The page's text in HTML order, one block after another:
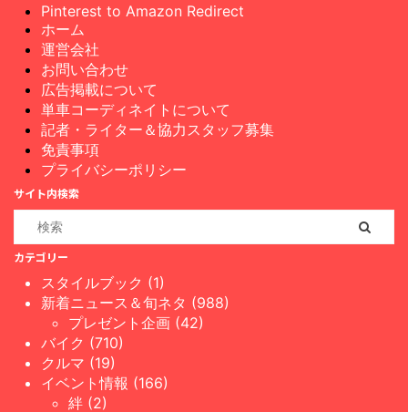
Pinterest to Amazon Redirect
ホーム
運営会社
お問い合わせ
広告掲載について
単車コーディネイトについて
記者・ライター＆協力スタッフ募集
免責事項
プライバシーポリシー
サイト内検索
カテゴリー
スタイルブック (1)
新着ニュース＆旬ネタ (988)
プレゼント企画 (42)
バイク (710)
クルマ (19)
イベント情報 (166)
絆 (2)